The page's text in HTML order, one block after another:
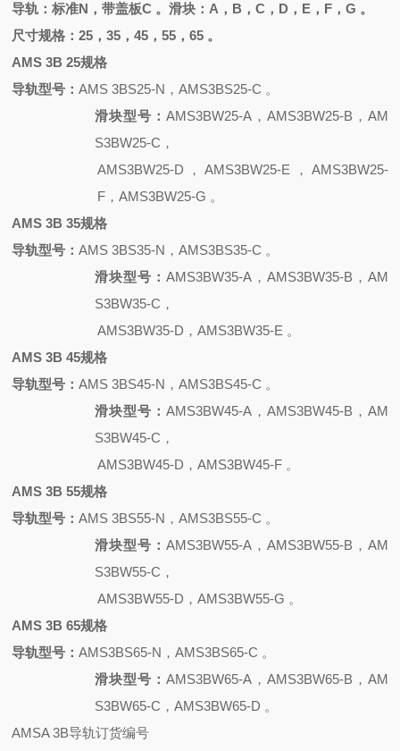
导轨：标准N，带盖板C 。滑块：A，B，C，D，E，F，G 。
尺寸规格：25，35，45，55，65 。
AMS 3B 25规格
导轨型号：AMS 3BS25-N，AMS3BS25-C 。
滑块型号： AMS3BW25-A，AMS3BW25-B，AM
S3BW25-C，
AMS3BW25-D，AMS3BW25-E，AMS3BW25-
F，AMS3BW25-G 。
AMS 3B 35规格
导轨型号：AMS 3BS35-N，AMS3BS35-C 。
滑块型号： AMS3BW35-A，AMS3BW35-B，AM
S3BW35-C，
AMS3BW35-D，AMS3BW35-E 。
AMS 3B 45规格
导轨型号：AMS 3BS45-N，AMS3BS45-C 。
滑块型号： AMS3BW45-A，AMS3BW45-B，AM
S3BW45-C，
AMS3BW45-D，AMS3BW45-F 。
AMS 3B 55规格
导轨型号：AMS 3BS55-N，AMS3BS55-C 。
滑块型号： AMS3BW55-A，AMS3BW55-B，AM
S3BW55-C，
AMS3BW55-D，AMS3BW55-G 。
AMS 3B 65规格
导轨型号：AMS3BS65-N，AMS3BS65-C 。
滑块型号： AMS3BW65-A，AMS3BW65-B，AM
S3BW65-C，AMS3BW65-D 。
AMSA 3B导轨订货编号